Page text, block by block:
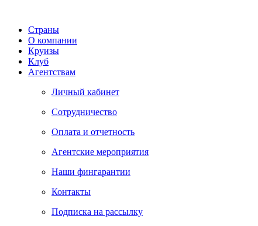
Страны
О компании
Круизы
Клуб
Агентствам
Личный кабинет
Сотрудничество
Оплата и отчетность
Агентские мероприятия
Наши фингарантии
Контакты
Подписка на рассылку